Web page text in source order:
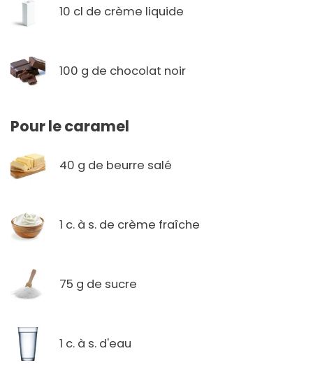
10 cl de crème liquide
100 g de chocolat noir
Pour le caramel
40 g de beurre salé
1 c. à s. de crème fraîche
75 g de sucre
1 c. à s. d'eau